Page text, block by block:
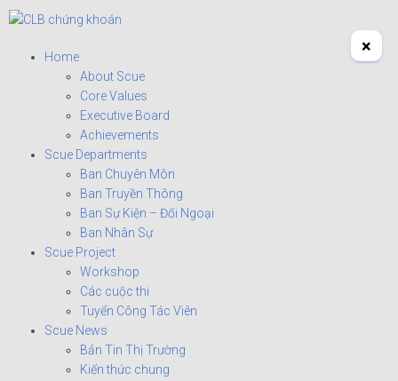
Home
About Scue
Core Values
Executive Board
Achievements
Scue Departments
Ban Chuyên Môn
Ban Truyền Thông
Ban Sự Kiện – Đối Ngoại
Ban Nhân Sự
Scue Project
Workshop
Các cuộc thi
Tuyển Công Tác Viên
Scue News
Bản Tin Thị Trường
Kiến thức chung
×